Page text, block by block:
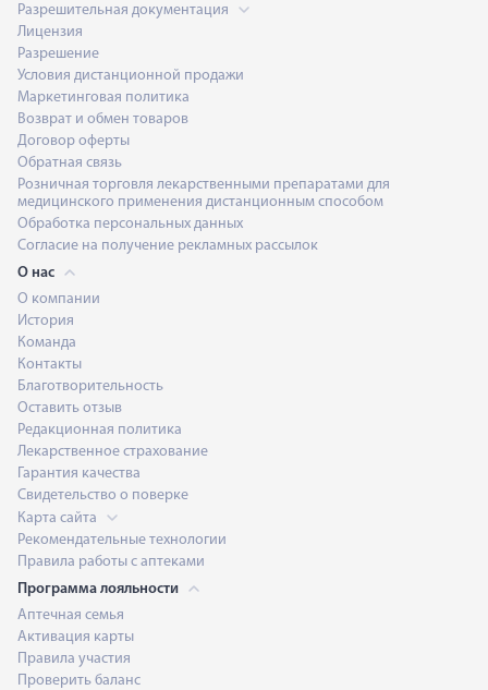
Разрешительная документация
Лицензия
Разрешение
Условия дистанционной продажи
Маркетинговая политика
Возврат и обмен товаров
Договор оферты
Обратная связь
Розничная торговля лекарственными препаратами для
медицинского применения дистанционным способом
Обработка персональных данных
Согласие на получение рекламных рассылок
О нас
О компании
История
Команда
Контакты
Благотворительность
Оставить отзыв
Редакционная политика
Лекарственное страхование
Гарантия качества
Свидетельство о поверке
Карта сайта
Рекомендательные технологии
Правила работы с аптеками
Программа лояльности
Аптечная семья
Активация карты
Правила участия
Проверить баланс